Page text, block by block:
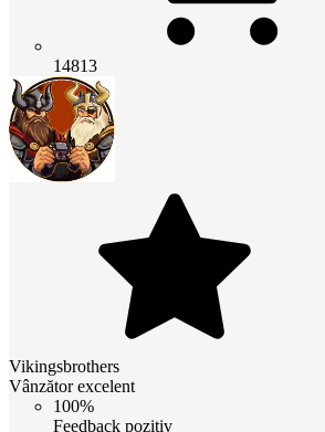
14813
Vikingsbrothers
Vânzător excelent
100%
Feedback pozitiv